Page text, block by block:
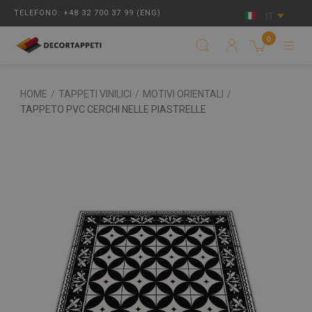
TELEFONO: +48 32 700 37 99 (ENG)
0
HOME / TAPPETI VINILICI / MOTIVI ORIENTALI
/
TAPPETO PVC CERCHI NELLE PIASTRELLE